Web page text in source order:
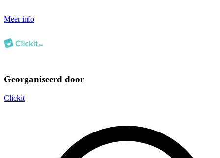
Meer info
Georganiseerd door
Clickit